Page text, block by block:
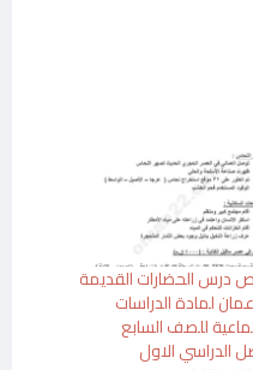
درس الحضارات القديمة
لمادة الدراسات
للصف السابع
الدراسي الاول